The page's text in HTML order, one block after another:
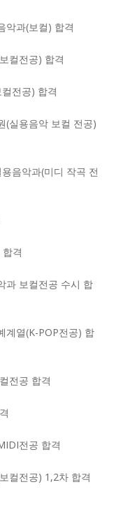
악과(보컬) 합격
컬전공) 합격
전공) 합격
(실용음악 보컬 전공)
음악과(미디 작곡 전
격
과 보컬전공 수시 합
계열(K-POP전공) 합
전공 합격
전공 합격
컬전공) 1,2차 합격